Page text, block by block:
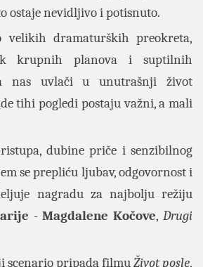
ostaje nevidljivo i potisnuto.
velikih dramaturških preokreta,
krupnih planova i suptilnih
nas uvlači u unutrašnji život
tihi pogledi postaju važni, a mali
dubine priče i senzibilnog
se prepliću ljubav, odgovornost i
nagradu za najbolju režiju
-Magdalene Kočove,Drugi
scenario pripada filmuŽivot posle,